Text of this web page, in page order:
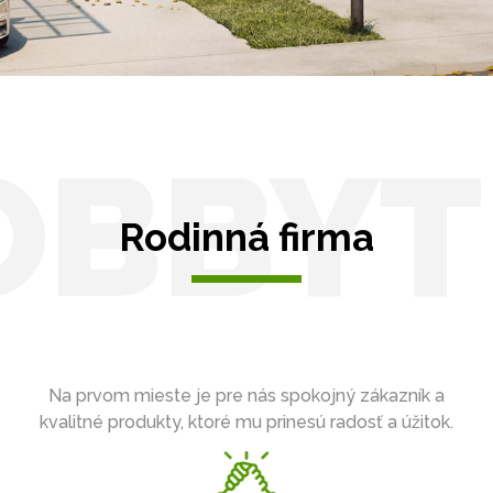
Rodinná firma
Na prvom mieste je pre nás spokojný zákazník a
kvalitné produkty, ktoré mu prinesú radosť a úžitok.